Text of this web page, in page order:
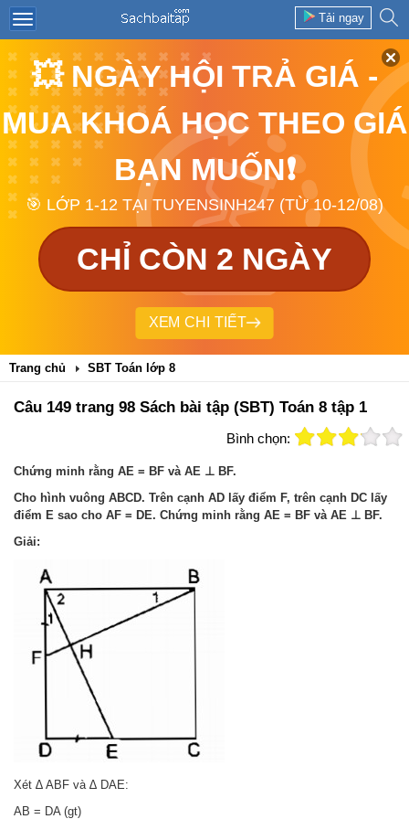
Tải ngay
💥 NGÀY HỘI TRẢ GIÁ -
MUA KHOÁ HỌC THEO GIÁ
BẠN MUỐN❗
🎯 LỚP 1-12 TẠI TUYENSINH247 (TỪ 10-12/08)
CHỈ CÒN 2 NGÀY
XEM CHI TIẾT
Trang chủ SBT Toán lớp 8
Câu 149 trang 98 Sách bài tập (SBT) Toán 8 tập 1
Bình chọn:
Chứng minh rằng AE = BF và AE ⊥ BF.
Cho hình vuông ABCD. Trên cạnh AD lấy điểm F, trên cạnh DC lấy
điểm E sao cho AF = DE. Chứng minh rằng AE = BF và AE ⊥ BF.
Giải:
Xét ∆ ABF và ∆ DAE:
AB = DA (gt)